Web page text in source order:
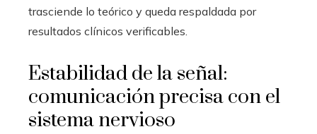
trasciende lo teórico y queda respaldada por
resultados clínicos verificables.
Estabilidad de la señal:
comunicación precisa con el
sistema nervioso